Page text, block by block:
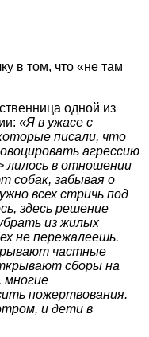
в том, что «не там
одной из
«Я в ужасе с
писали, что
агрессию
лилось в отношении
собак, забывая о
всех стричь под
здесь решение
из жилых
не пережалеешь.
частные
сборы на
многие
пожертвования.
и дети в